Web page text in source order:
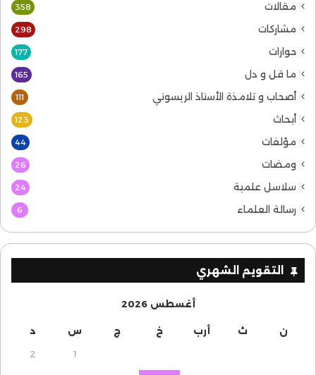
مقالات 358
مشاركات 298
حوارات 177
ما قل و دل 165
أصحاب و تلامذة الأستاذ الريسوني 111
أبحاث 123
مؤلفات 44
ومضات 26
سلاسل علمية 24
رسالة العلماء 6
التقويم الشهري
أغسطس 2026
ن ث أرب خ ج س د
1
2